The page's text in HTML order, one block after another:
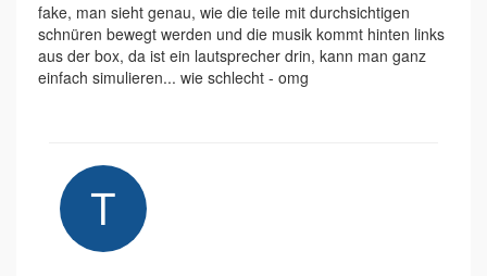
fake, man sieht genau, wie die teile mit durchsichtigen
schnüren bewegt werden und die musik kommt hinten links
aus der box, da ist ein lautsprecher drin, kann man ganz
einfach simulieren... wie schlecht - omg